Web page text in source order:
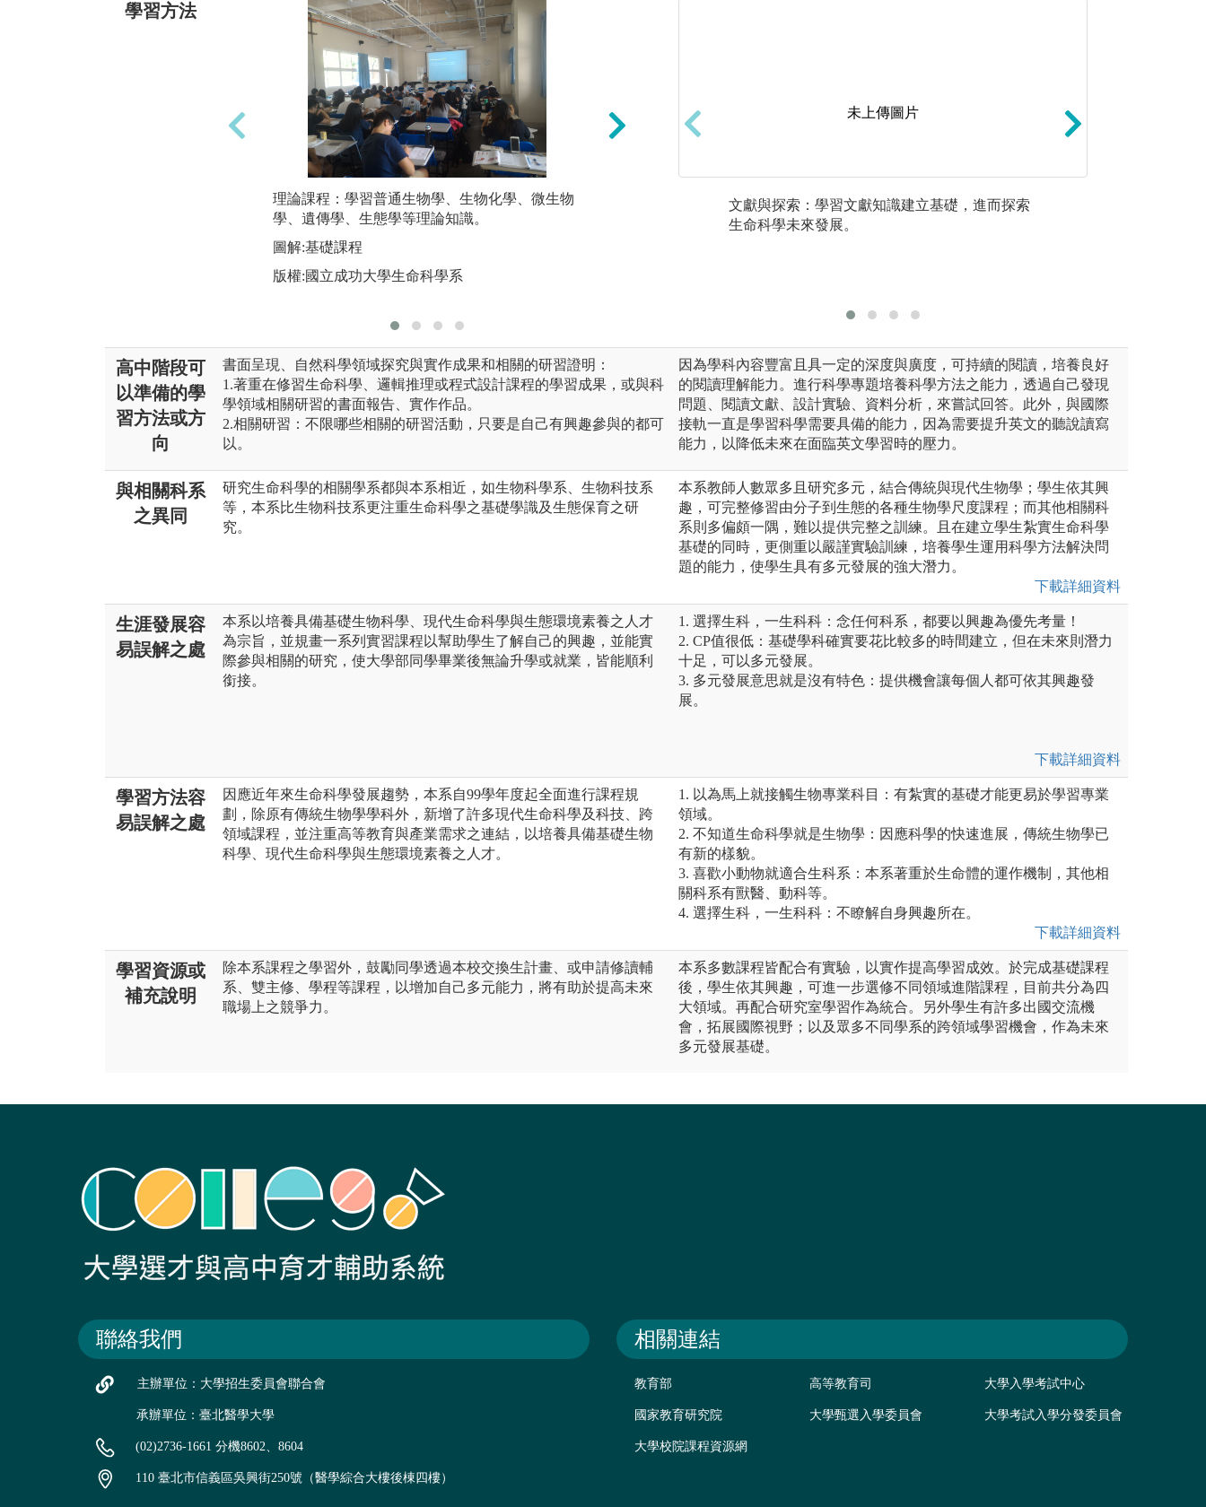
學習方法
理論課程：學習普通生物學、生物化學、微生物
學、遺傳學、生態學等理論知識。
圖解:基礎課程
版權:國立成功大學生命科學系
實驗方法：進行普通生物學、生物化學、微生物
學、生態實驗課程，採分組操作觀察，並利用統
未上傳圖片
文獻與探索：學習文獻知識建立基礎，進而探索
生命科學未來發展。
高中階段可
以準備的學
習方法或方
向
書面呈現、自然科學領域探究與實作成果和相關的研習證明：
1.著重在修習生命科學、邏輯推理或程式設計課程的學習成果，或與科
學領域相關研習的書面報告、實作作品。
2.相關研習：不限哪些相關的研習活動，只要是自己有興趣參與的都可
以。
因為學科內容豐富且具一定的深度與廣度，可持續的閱讀，培養良好
的閱讀理解能力。進行科學專題培養科學方法之能力，透過自己發現
問題、閱讀文獻、設計實驗、資料分析，來嘗試回答。此外，與國際
接軌一直是學習科學需要具備的能力，因為需要提升英文的聽說讀寫
能力，以降低未來在面臨英文學習時的壓力。
與相關科系
之異同
研究生命科學的相關學系都與本系相近，如生物科學系、生物科技系
等，本系比生物科技系更注重生命科學之基礎學識及生態保育之研
究。
本系教師人數眾多且研究多元，結合傳統與現代生物學；學生依其興
趣，可完整修習由分子到生態的各種生物學尺度課程；而其他相關科
系則多偏頗一隅，難以提供完整之訓練。且在建立學生紮實生命科學
基礎的同時，更側重以嚴謹實驗訓練，培養學生運用科學方法解決問
題的能力，使學生具有多元發展的強大潛力。
下載詳細資料
生涯發展容
易誤解之處
本系以培養具備基礎生物科學、現代生命科學與生態環境素養之人才
為宗旨，並規畫一系列實習課程以幫助學生了解自己的興趣，並能實
際參與相關的研究，使大學部同學畢業後無論升學或就業，皆能順利
銜接。
1. 選擇生科，一生科科：念任何科系，都要以興趣為優先考量！
2. CP值很低：基礎學科確實要花比較多的時間建立，但在未來則潛力
十足，可以多元發展。
3. 多元發展意思就是沒有特色：提供機會讓每個人都可依其興趣發
展。
下載詳細資料
學習方法容
易誤解之處
因應近年來生命科學發展趨勢，本系自99學年度起全面進行課程規
劃，除原有傳統生物學學科外，新增了許多現代生命科學及科技、跨
領域課程，並注重高等教育與產業需求之連結，以培養具備基礎生物
科學、現代生命科學與生態環境素養之人才。
1. 以為馬上就接觸生物專業科目：有紮實的基礎才能更易於學習專業
領域。
2. 不知道生命科學就是生物學：因應科學的快速進展，傳統生物學已
有新的樣貌。
3. 喜歡小動物就適合生科系：本系著重於生命體的運作機制，其他相
關科系有獸醫、動科等。
4. 選擇生科，一生科科：不瞭解自身興趣所在。
下載詳細資料
學習資源或
補充說明
除本系課程之學習外，鼓勵同學透過本校交換生計畫、或申請修讀輔
系、雙主修、學程等課程，以增加自己多元能力，將有助於提高未來
職場上之競爭力。
本系多數課程皆配合有實驗，以實作提高學習成效。於完成基礎課程
後，學生依其興趣，可進一步選修不同領域進階課程，目前共分為四
大領域。再配合研究室學習作為統合。另外學生有許多出國交流機
會，拓展國際視野；以及眾多不同學系的跨領域學習機會，作為未來
多元發展基礎。
聯絡我們
主辦單位：大學招生委員會聯合會
承辦單位：臺北醫學大學
(02)2736-1661 分機8602、8604
110 臺北市信義區吳興街250號（醫學綜合大樓後棟四樓）
相關連結
教育部 高等教育司 大學入學考試中心
國家教育研究院 大學甄選入學委員會 大學考試入學分發委員會
大學校院課程資源網